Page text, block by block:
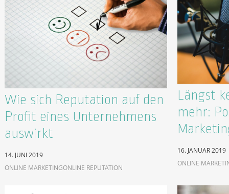
Wie sich Reputation auf den
Profit eines Unternehmens
auswirkt
14. JUNI 2019
ONLINE MARKETINGONLINE REPUTATION
Längst
mehr:
16. JANUAR 2019
ONLINE